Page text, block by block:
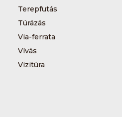
Terepfutás
Túrázás
Via-ferrata
Vívás
Vizitúra